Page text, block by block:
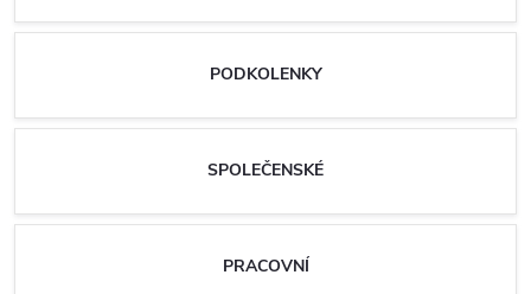
PODKOLENKY
SPOLEČENSKÉ
PRACOVNÍ